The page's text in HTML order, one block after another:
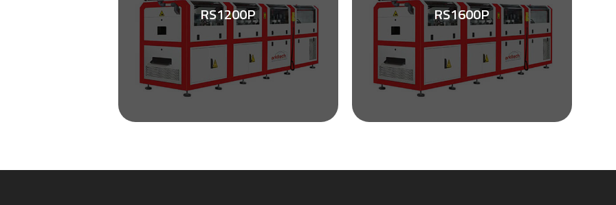
RS1200P
Zobacz ulotkę RS1600P
Zobacz ulotkę